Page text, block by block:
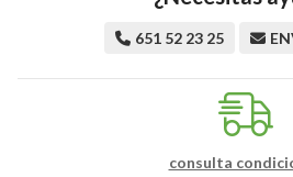
651 52 23 25
consulta